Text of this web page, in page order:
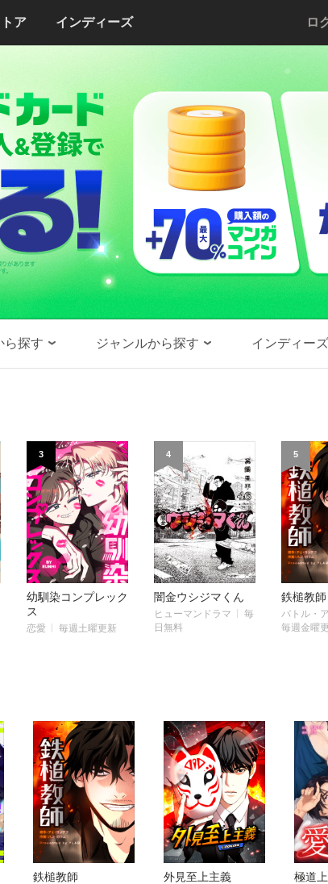
ア インディーズ ロ
ら探す ジャンルから探す インディー
3
幼馴染コンプレック
ス
恋愛 毎週土曜更新
4
闇金ウシジマくん
ヒューマンドラマ
毎
日無料
5
鉄槌教師
バトル・
毎週金曜
鉄槌教師 外見至上主義
極道